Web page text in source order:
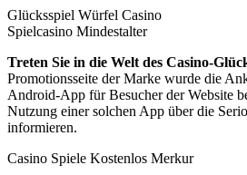
Glücksspiel Würfel Casino
Spielcasino Mindestalter
Treten Sie in die Welt des Casino-
Promotionsseite der Marke wurde die
Android-App für Besucher der Website
Nutzung einer solchen App über die
informieren.
Casino Spiele Kostenlos Merkur